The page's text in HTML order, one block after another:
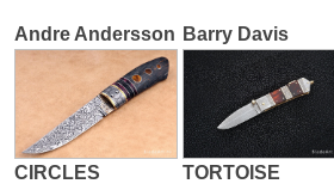
Andre Andersson Barry Davis
CIRCLES
TORTOISE